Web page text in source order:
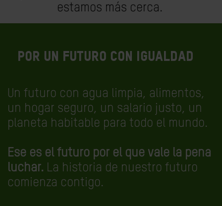
estamos más cerca.
Por un futuro con igualdad
Un futuro con agua limpia, alimentos,
un hogar seguro, un salario justo, un
planeta habitable para todo el mundo.
Ese es el futuro por el que vale la pena
luchar. La historia de nuestro futuro
comienza contigo.